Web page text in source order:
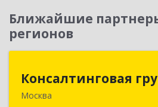
Ближайшие
регионов
Консалтинговая
Москва
117218, Москва г,